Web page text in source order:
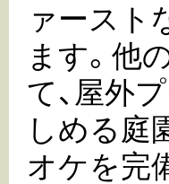
ァースト
ます。他
て、屋外
しめる庭
オケを完